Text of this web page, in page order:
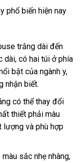
phổ biến hiện nay
trắng dài đến
dài, có hai túi ở phía
bật của ngành y,
nhận biết.
có thể thay đổi
thiết phải màu
lượng và phù hợp
sắc nhẹ nhàng,